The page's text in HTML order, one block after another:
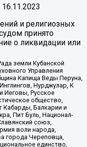
16.11.2023
и религиозных
принято
о ликвидации или
земли Кубанской
Управления
Капища Веды Перуна,
Нурджулар, К
Иеговы, Русское
общество,
Кабарды, Балкарии и
Пит Буль, Национал-
союз,
воли народа,
города Череповца,
единство,